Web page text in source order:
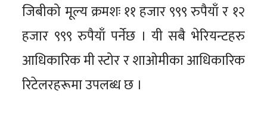
जिबीको मूल्य क्रमशः ११ हजार ९९९ रुपैयाँ र १२
हजार ९९९ रुपैयाँ पर्नेछ । यी सबै भेरियन्टहरु
आधिकारिक मी स्टोर र शाओमीका आधिकारिक
रिटेलरहरूमा उपलब्ध छ ।